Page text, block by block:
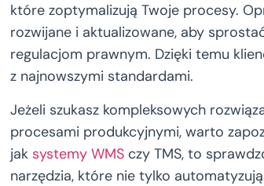
które zoptymalizują Twoje procesy.
rozwijane i aktualizowane, aby
regulacjom prawnym. Dzięki temu
z najnowszymi standardami.
Jeżeli szukasz kompleksowych
procesami produkcyjnymi, warto
jak systemy WMS czy TMS, to
narzędzia, które nie tylko